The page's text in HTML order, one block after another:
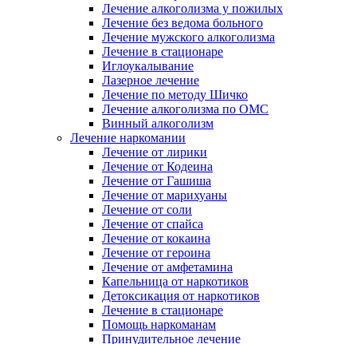
Лечение алкоголизма у пожилых
Лечение без ведома больного
Лечение мужского алкоголизма
Лечение в стационаре
Иглоукалывание
Лазерное лечение
Лечение по методу Шичко
Лечение алкоголизма по ОМС
Винный алкоголизм
Лечение наркомании
Лечение от лирики
Лечение от Кодеина
Лечение от Гашиша
Лечение от марихуаны
Лечение от соли
Лечение от спайса
Лечение от кокаина
Лечение от героина
Лечение от амфетамина
Капельница от наркотиков
Детоксикация от наркотиков
Лечение в стационаре
Помощь наркоманам
Принудительное лечение